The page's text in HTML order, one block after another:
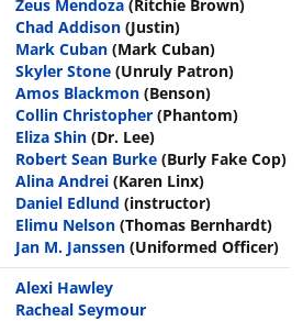
Zeus Mendoza (Ritchie Brown)
Chad Addison (Justin)
Mark Cuban (Mark Cuban)
Skyler Stone (Unruly Patron)
Amos Blackmon (Benson)
Collin Christopher (Phantom)
Eliza Shin (Dr. Lee)
Robert Sean Burke (Burly Fake Cop)
Alina Andrei (Karen Linx)
Daniel Edlund (instructor)
Elimu Nelson (Thomas Bernhardt)
Jan M. Janssen (Uniformed Officer)
Alexi Hawley
Racheal Seymour